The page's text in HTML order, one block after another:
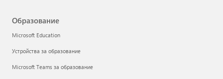
Образование
Microsoft Education
Устройства за образование
Microsoft Teams за образование